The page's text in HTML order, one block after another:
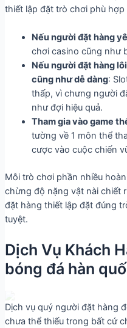
thiết lập đặt trò chơi phù
Nếu người đặt hàng
chơi casino cũng như
Nếu người đặt hàng
cũng như dễ dàng:
thấp, vì chưng người
như đợi hiệu quả.
Tham gia vào game
tường về 1 môn thể
cược vào cuộc chiến
Mỗi trò chơi phần nhiều
chừng độ nặng vật nài chiết
đặt hàng thiết lập đặt đúng
tuyệt.
Dịch Vụ Khách
bóng đá hàn
Dịch vụ quý người đặt hàng
chưa thể thiếu trong bất cứ